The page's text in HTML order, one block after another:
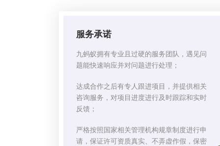
服务承诺
九蚂蚁拥有专业且过硬的服务团队，遇见问
题能快速响应并对问题进行处理；
达成合作之后有专人跟进项目，并提供相关
咨询服务，对项目进度进行及时跟踪和实时
反馈；
严格按照国家相关管理机构规章制度进行申
请，保证许可资质真实、不弄虚作假，保密